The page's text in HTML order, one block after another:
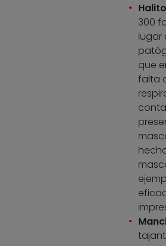
300
lugar
que
falta